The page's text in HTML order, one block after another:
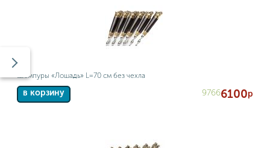
Шампуры «Лошадь» L=70 см без чехла
в корзину 97666100р